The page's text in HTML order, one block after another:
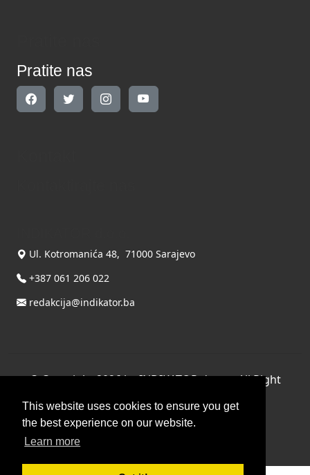
This website uses cookies to ensure you get
the best experience on our website.
Learn more
Pratite nas
Ul. Kotromanića 48, 71000 Sarajevo
+387 061 206 022
redakcija@indikator.ba
©Copyright 2026 by INDIKATOR d.o.o., All Right
Terms Of Use|Privacy Statement
Powered by THYME SYSTEMS doo